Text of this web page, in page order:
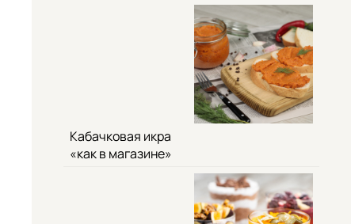
Кабачковая икра
«как в магазине»